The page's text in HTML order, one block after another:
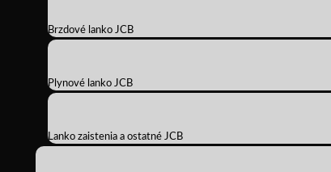
Brzdové lanko JCB
Plynové lanko JCB
Lanko zaistenia a ostatné JCB